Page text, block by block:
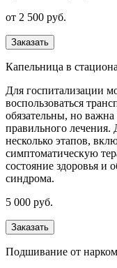
от 2 500 руб.
Заказать
Капельница в
Для госпитализации
воспользоваться
обязательны, но
правильного лечения.
несколько этапов,
симптоматическую
состояние здоровья и
синдрома.
5 000 руб.
Заказать
Подшивание от